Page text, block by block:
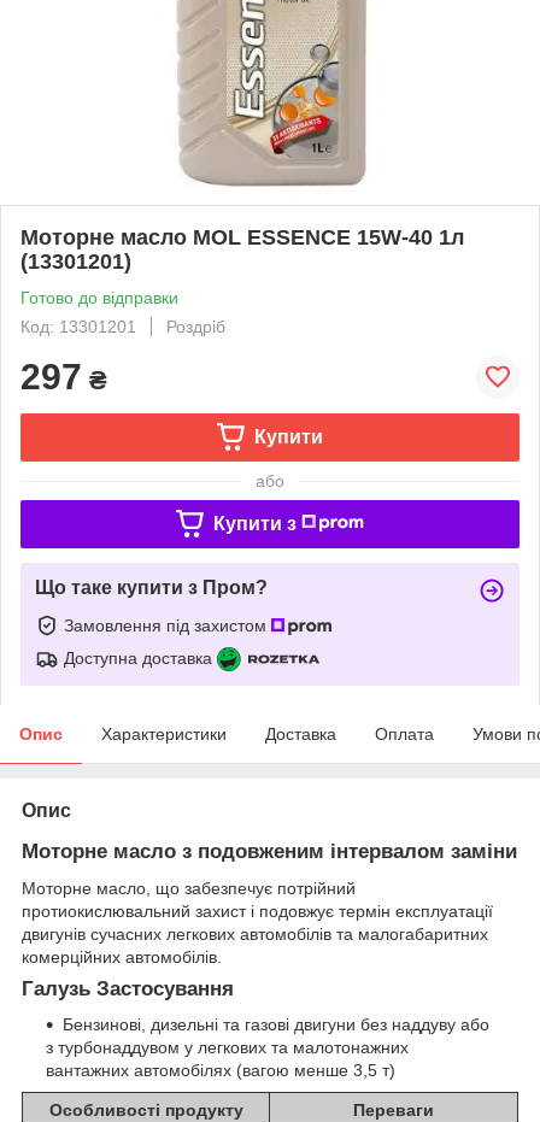
Моторне масло MOL ESSENCE 15W-40 1л
(13301201)
Готово до відправки
Код: 13301201
Роздріб
297 ₴
Купити
або
Купити з
Що таке купити з Пром?
Замовлення під захистом
Доступна доставка
Опис Характеристики Доставка Оплата Умови
Опис
Моторне масло з подовженим інтервалом заміни
Моторне масло, що забезпечує потрійний
протиокислювальний захист і подовжує термін експлуатації
двигунів сучасних легкових автомобілів та малогабаритних
комерційних автомобілів.
Галузь Застосування
Бензинові, дизельні та газові двигуни без наддуву або
з турбонаддувом у легкових та малотонажних
вантажних автомобілях (вагою менше 3,5 т)
Особливості продукту Переваги